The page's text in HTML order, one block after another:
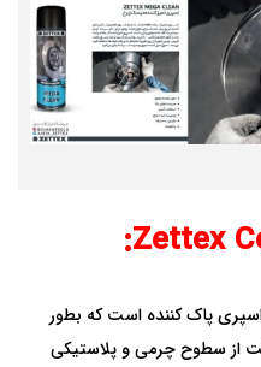
پاک کننده است که بطور
از سطوح چرمی و پلاستیکی